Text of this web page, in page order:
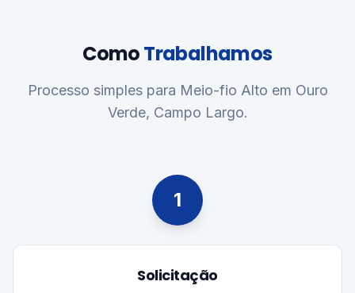
ComoTrabalhamos
Processo simples para Meio-fio Alto em Ouro
Verde, Campo Largo.
1
Solicitação